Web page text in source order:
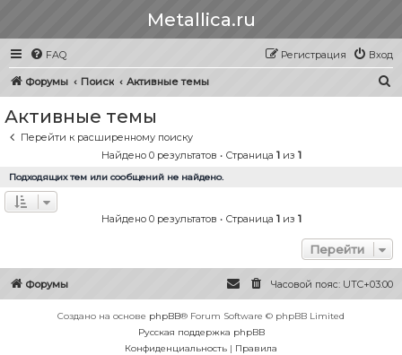
Metallica.ru
FAQ Вход
Регистрация
Форумы Поиск Активные темы
Активные темы
Перейти к расширенному поиску
Найдено 0 результатов • Страница 1из 1
Подходящих тем или сообщений не найдено.
Найдено 0 результатов • Страница 1из 1
Перейти
Форумы Часовой пояс: UTC+03:00
Создано на основе phpBB® Forum Software © phpBB Limited
Русская поддержка phpBB
Конфиденциальность | Правила